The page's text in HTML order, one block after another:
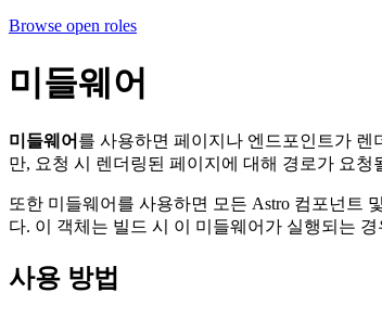
Browse open roles
미들웨어
미들웨어 를 사용하면 페이지나 엔드포인트가
만, 요청 시 렌더링된 페이지에 대해 경로가 요청
또한 미들웨어를 사용하면 모든 Astro 컴포넌트
다. 이 객체는 빌드 시 이 미들웨어가 실행되는
사용 방법